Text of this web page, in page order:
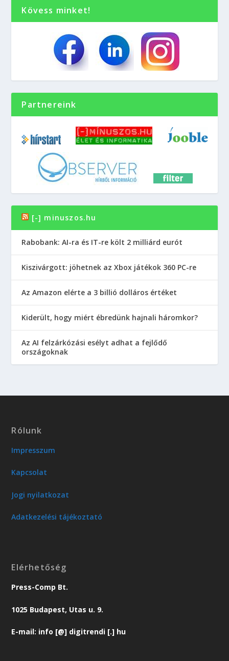
Kövess minket!
Partnereink
[-] minuszos.hu
Rabobank: AI-ra és IT-re költ 2 milliárd eurót
Kiszivárgott: jöhetnek az Xbox játékok 360 PC-re
Az Amazon elérte a 3 billió dolláros értéket
Kiderült, hogy miért ébredünk hajnali háromkor?
Az AI felzárkózási esélyt adhat a fejlődő
országoknak
Rólunk
Impresszum
Kapcsolat
Jogi nyilatkozat
Adatkezelési tájékoztató
Elérhetőség
Press-Comp Bt.
1025 Budapest, Utas u. 9.
E-mail: info [@] digitrendi [.] hu